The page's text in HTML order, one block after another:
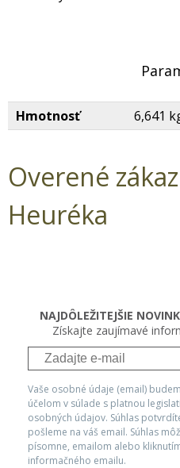
Hmotnosť 6,641
Overené
Heuréka
NAJDÔLEŽITEJŠIE
Získajte zaujímavé
Vaše osobné údaje (email)
účelom v súlade s platnou
osobných údajov. Súhlas
pošleme na váš email. Súhlas
písomne, emailom alebo
informačného emailu.